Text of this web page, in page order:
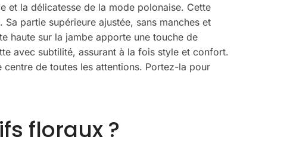
et la délicatesse de la mode polonaise. Cette
partie supérieure ajustée, sans manches et
haute sur la jambe apporte une touche de
avec subtilité, assurant à la fois style et confort.
de toutes les attentions. Portez-la pour
floraux ?